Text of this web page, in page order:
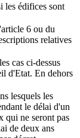
les édifices sont
6 ou du
relatives
cas ci-dessus
d'Etat. En dehors
lesquels les
le délai d'un
qui ne seront pas
de deux ans